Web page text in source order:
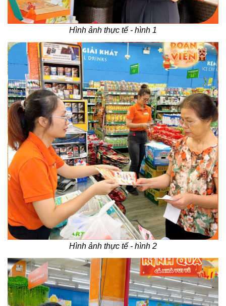
Hình ảnh thực tế - hình 1
Hình ảnh thực tế - hình 2